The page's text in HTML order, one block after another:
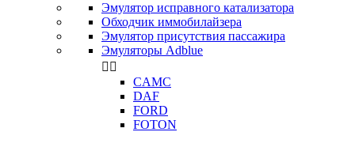
Эмулятор исправного катализатора
Обходчик иммобилайзера
Эмулятор присутствия пассажира
Эмуляторы Adblue
 
CAMC
DAF
FORD
FOTON